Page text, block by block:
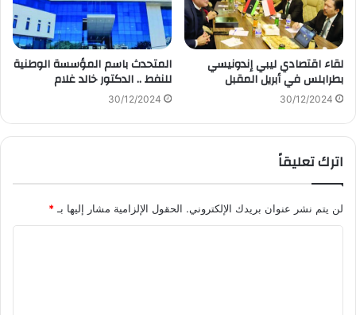
لقاء اقتصادي ليبي إندونيسي
بطرابلس في أبريل المقبل
30/12/2024
المتحدث باسم المؤسسة الوطنية
للنفط .. الدكتور خالد غلام
30/12/2024
اترك تعليقاً
لن يتم نشر عنوان بريدك الإلكتروني. الحقول الإلزامية مشار إليها بـ *